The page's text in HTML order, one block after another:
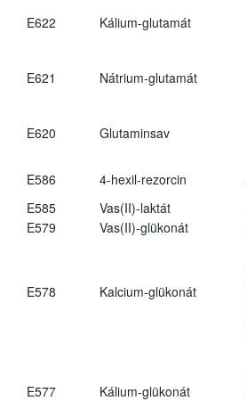
E622 Kálium-glutamát
E621 Nátrium-glutamát
E620 Glutaminsav
E586
4-hexil-rezorcin
E585
Vas(II)-laktát
E579
Vas(II)-glükonát
E578 Kalcium-glükonát
E577 Kálium-glükonát